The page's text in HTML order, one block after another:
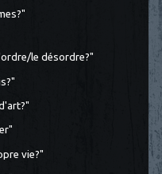
le désordre?"
vie?"